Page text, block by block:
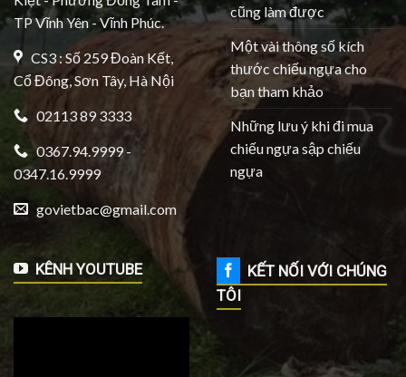
TP Vĩnh Yên - Vĩnh Phúc.
CS3 : Số 259 Đoàn Kết,
Cổ Đông, Sơn Tây, Hà Nội
02113 89 3333
0367.94.9999 -
0347.16.9999
govietbac@gmail.com
cũng làm được
Một vài thông số kích
thước chiếu ngựa cho
bạn tham khảo
Những lưu ý khi đi mua
chiếu ngựa sập chiếu
ngựa
KÊNH YOUTUBE
KẾT NỐI VỚI CHÚNG
TÔI